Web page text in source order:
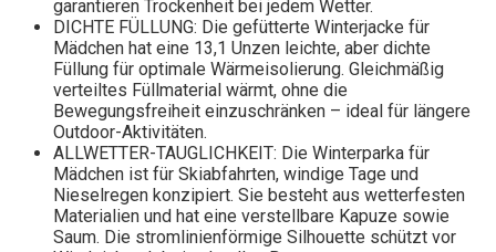
garantieren Trockenheit bei jedem Wetter.
DICHTE FÜLLUNG: Die gefütterte Winterjacke für
Mädchen hat eine 13,1 Unzen leichte, aber dichte
Füllung für optimale Wärmeisolierung. Gleichmäßig
verteiltes Füllmaterial wärmt, ohne die
Bewegungsfreiheit einzuschränken – ideal für längere
Outdoor-Aktivitäten.
ALLWETTER-TAUGLICHKEIT: Die Winterparka für
Mädchen ist für Skiabfahrten, windige Tage und
Nieselregen konzipiert. Sie besteht aus wetterfesten
Materialien und hat eine verstellbare Kapuze sowie
Saum. Die stromlinienförmige Silhouette schützt vor